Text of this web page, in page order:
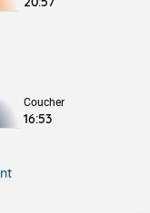
Coucher
16:53